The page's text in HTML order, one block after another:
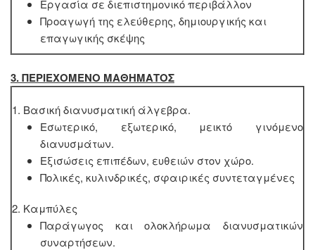
Εργασία σε διεπιστημονικό περιβάλλον
Προαγωγή της ελεύθερης, δημιουργικής και
επαγωγικής σκέψης
3. ΠΕΡΙΕΧΟΜΕΝΟ ΜΑΘΗΜΑΤΟΣ
1. Βασική διανυσματική άλγεβρα.
Εσωτερικό, εξωτερικό, μεικτό γινόμενο
διανυσμάτων.
Εξισώσεις επιπέδων, ευθειών στον χώρο.
Πολικές, κυλινδρικές, σφαιρικές συντεταγμένες
2. Καμπύλες
Παράγωγος και ολοκλήρωμα διανυσματικών
συναρτήσεων.